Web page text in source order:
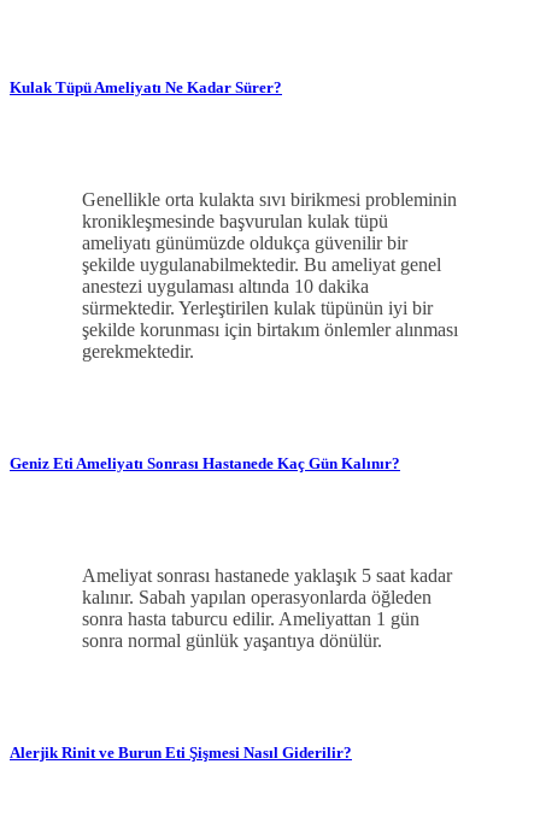
Kulak Tüpü Ameliyatı Ne Kadar Sürer?
Genellikle orta kulakta sıvı birikmesi probleminin
kronikleşmesinde başvurulan kulak tüpü
ameliyatı günümüzde oldukça güvenilir bir
şekilde uygulanabilmektedir. Bu ameliyat genel
anestezi uygulaması altında 10 dakika
sürmektedir. Yerleştirilen kulak tüpünün iyi bir
şekilde korunması için birtakım önlemler alınması
gerekmektedir.
Geniz Eti Ameliyatı Sonrası Hastanede Kaç Gün Kalınır?
Ameliyat sonrası hastanede yaklaşık 5 saat kadar
kalınır. Sabah yapılan operasyonlarda öğleden
sonra hasta taburcu edilir. Ameliyattan 1 gün
sonra normal günlük yaşantıya dönülür.
Alerjik Rinit ve Burun Eti Şişmesi Nasıl Giderilir?